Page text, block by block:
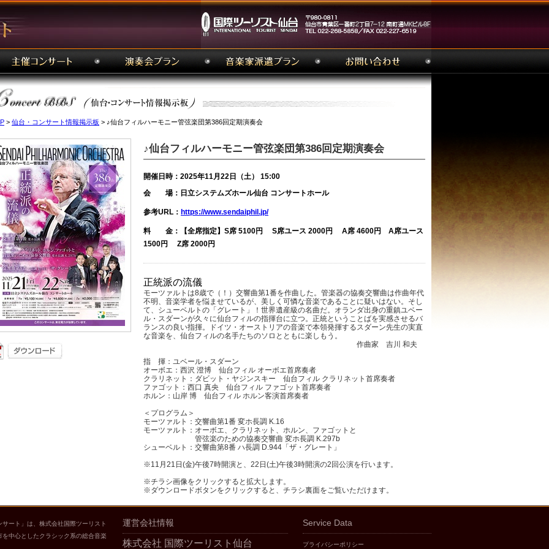
> 仙台・コンサート情報掲示板 > ♪仙台フィルハーモニー管弦楽団第386回定期演奏会
♪仙台フィルハーモニー管弦楽団第386回定期演奏会
開催日時：2025年11月22日（土） 15:00
会 場：日立システムズホール仙台 コンサートホール
参考URL： https://www.sendaiphil.jp/
料 金：【全席指定】S席 5100円 S席ユース 2000円 A席 4600円 A席ユース
1500円 Z席 2000円
正統派の流儀
モーツァルトは8歳で（！）交響曲第1番を作曲した。管楽器の協奏交響曲は作曲年代
不明、音楽学者を悩ませているが、美しく可憐な音楽であることに疑いはない。そし
て、シューベルトの「グレート」！世界遺産級の名曲だ。オランダ出身の重鎮ユベー
ル・スダーンが久々に仙台フィルの指揮台に立つ。正統ということばを実感させるバ
ランスの良い指揮。ドイツ・オーストリアの音楽で本領発揮するスダーン先生の実直
な音楽を、仙台フィルの名手たちのソロとともに楽しもう。
作曲家 吉川 和夫
指 揮：ユベール・スダーン
オーボエ：西沢 澄博 仙台フィル オーボエ首席奏者
クラリネット：ダビット・ヤジンスキー 仙台フィル クラリネット首席奏者
ファゴット：西口 真央 仙台フィル ファゴット首席奏者
ホルン：山岸 博 仙台フィル ホルン客演首席奏者
＜プログラム＞
モーツァルト：交響曲第1番 変ホ長調 K.16
モーツァルト：オーボエ、クラリネット、ホルン、ファゴットと
管弦楽のための協奏交響曲 変ホ長調 K.297b
シューベルト：交響曲第8番 ハ長調 D.944「ザ・グレート」
※11月21日(金)午後7時開演と、22日(土)午後3時開演の2回公演を行います。
※チラシ画像をクリックすると拡大します。
※ダウンロードボタンをクリックすると、チラシ裏面をご覧いただけます。
ート」は、株式会社国際ツーリスト
を中心としたクラシック系の総合音楽
運営会社情報
株式会社 国際ツーリスト仙台
Service Data
プライバシーポリシー